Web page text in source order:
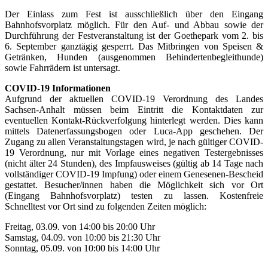
Der Einlass zum Fest ist ausschließlich über den Eingang
Bahnhofsvorplatz möglich. Für den Auf- und Abbau sowie der
Durchführung der Festveranstaltung ist der Goethepark vom 2. bis
6. September ganztägig gesperrt. Das Mitbringen von Speisen &
Getränken, Hunden (ausgenommen Behindertenbegleithunde)
sowie Fahrrädern ist untersagt.
COVID-19 Informationen
Aufgrund der aktuellen COVID-19 Verordnung des Landes
Sachsen-Anhalt müssen beim Eintritt die Kontaktdaten zur
eventuellen Kontakt-Rückverfolgung hinterlegt werden. Dies kann
mittels Datenerfassungsbogen oder Luca-App geschehen. Der
Zugang zu allen Veranstaltungstagen wird, je nach gültiger COVID-
19 Verordnung, nur mit Vorlage eines negativen Testergebnisses
(nicht älter 24 Stunden), des Impfausweises (gültig ab 14 Tage nach
vollständiger COVID-19 Impfung) oder einem Genesenen-Bescheid
gestattet. Besucher/innen haben die Möglichkeit sich vor Ort
(Eingang Bahnhofsvorplatz) testen zu lassen. Kostenfreie
Schnelltest vor Ort sind zu folgenden Zeiten möglich:
Freitag, 03.09. von 14:00 bis 20:00 Uhr
Samstag, 04.09. von 10:00 bis 21:30 Uhr
Sonntag, 05.09. von 10:00 bis 14:00 Uhr